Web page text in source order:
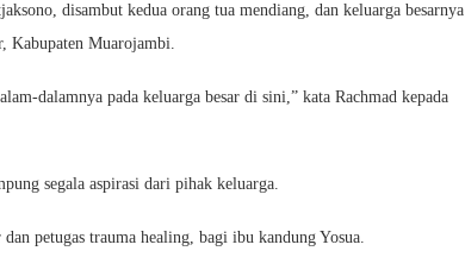
disambut kedua orang tua mendiang, dan keluarga besarnya
Kabupaten Muarojambi.
dalamnya pada keluarga besar di sini,” kata Rachmad kepada
segala aspirasi dari pihak keluarga.
petugas trauma healing, bagi ibu kandung Yosua.